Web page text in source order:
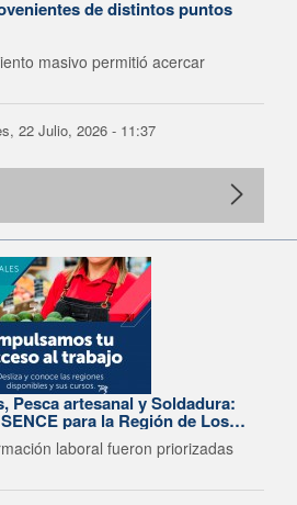
de distintos puntos
masivo permitió acercar
22 Julio, 2026 - 11:37
Pesca artesanal y Soldadura:
para la Región de Los
laboral fueron priorizadas